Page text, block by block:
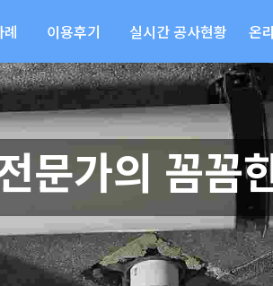
이용후기 실시간 공사현황 온
문가의 꼼꼼